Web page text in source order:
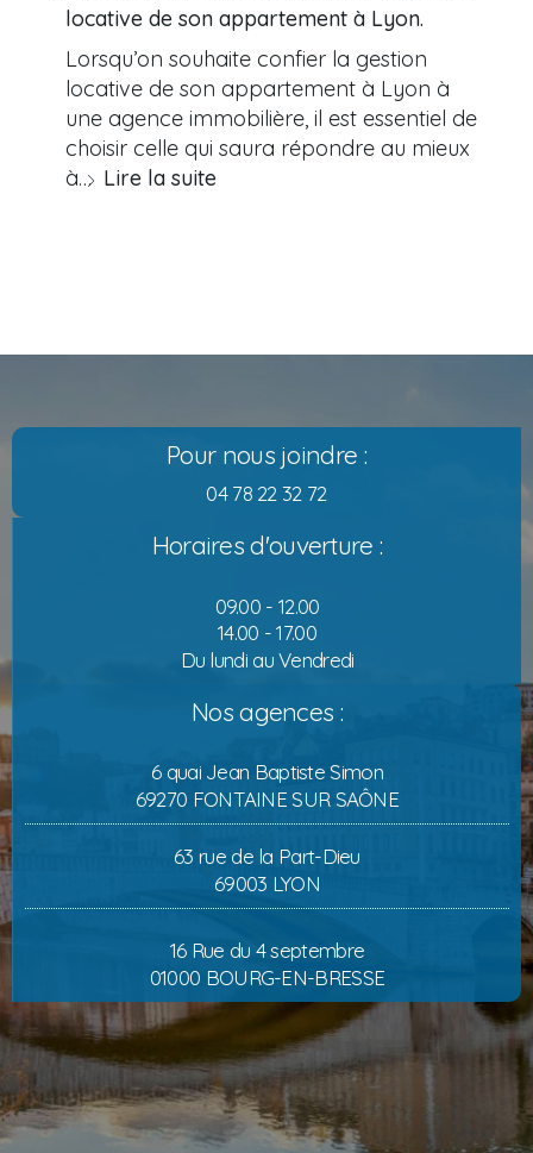
locative de son appartement à Lyon.
Lorsqu’on souhaite confier la gestion
locative de son appartement à Lyon à
une agence immobilière, il est essentiel de
choisir celle qui saura répondre au mieux
à… Lire la suite
Pour nous joindre :
04 78 22 32 72
Horaires d'ouverture :
09.00 - 12.00
14.00 - 17.00
Du lundi au Vendredi
Nos agences :
6 quai Jean Baptiste Simon
69270 FONTAINE SUR SAÔNE
63 rue de la Part-Dieu
69003 LYON
16 Rue du 4 septembre
01000 BOURG-EN-BRESSE